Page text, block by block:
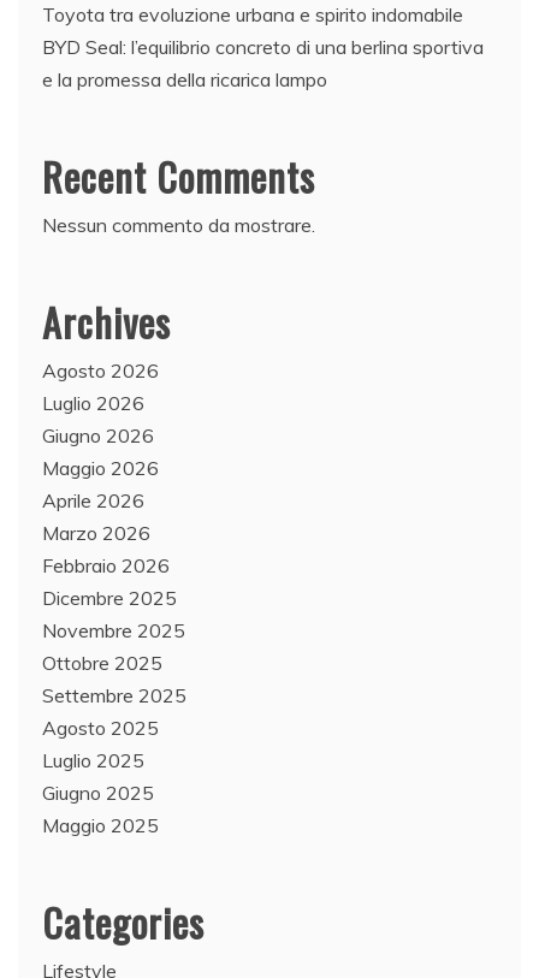
Toyota tra evoluzione urbana e spirito indomabile
BYD Seal: l’equilibrio concreto di una berlina sportiva
e la promessa della ricarica lampo
Recent Comments
Nessun commento da mostrare.
Archives
Agosto 2026
Luglio 2026
Giugno 2026
Maggio 2026
Aprile 2026
Marzo 2026
Febbraio 2026
Dicembre 2025
Novembre 2025
Ottobre 2025
Settembre 2025
Agosto 2025
Luglio 2025
Giugno 2025
Maggio 2025
Categories
Lifestyle